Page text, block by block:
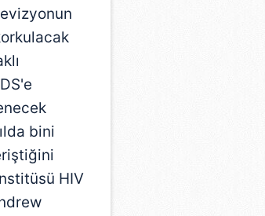
bini
HIV